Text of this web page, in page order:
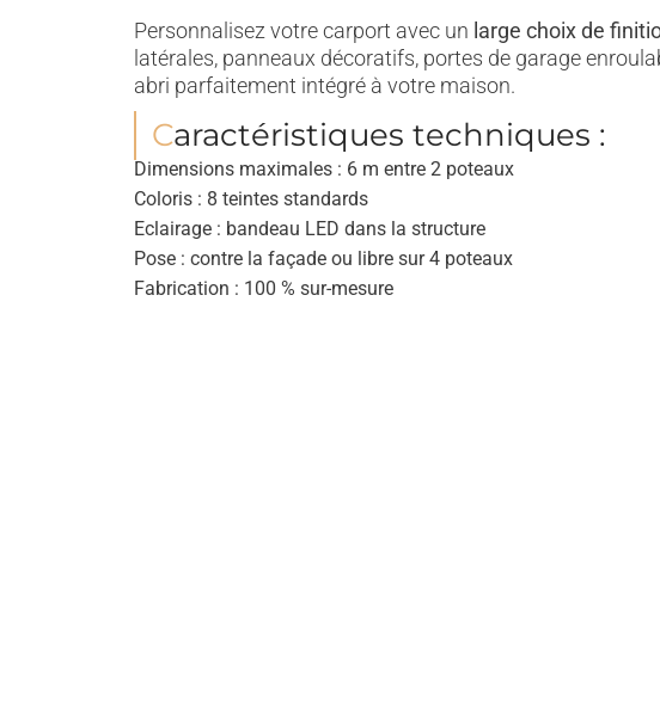
Personnalisez votre carport avec un large choix de
latérales, panneaux décoratifs, portes de garage
abri parfaitement intégré à votre maison.
Caractéristiques techniques :
Dimensions maximales : 6 m entre 2 poteaux
Coloris : 8 teintes standards
Eclairage : bandeau LED dans la structure
Pose : contre la façade ou libre sur 4 poteaux
Fabrication : 100 % sur-mesure